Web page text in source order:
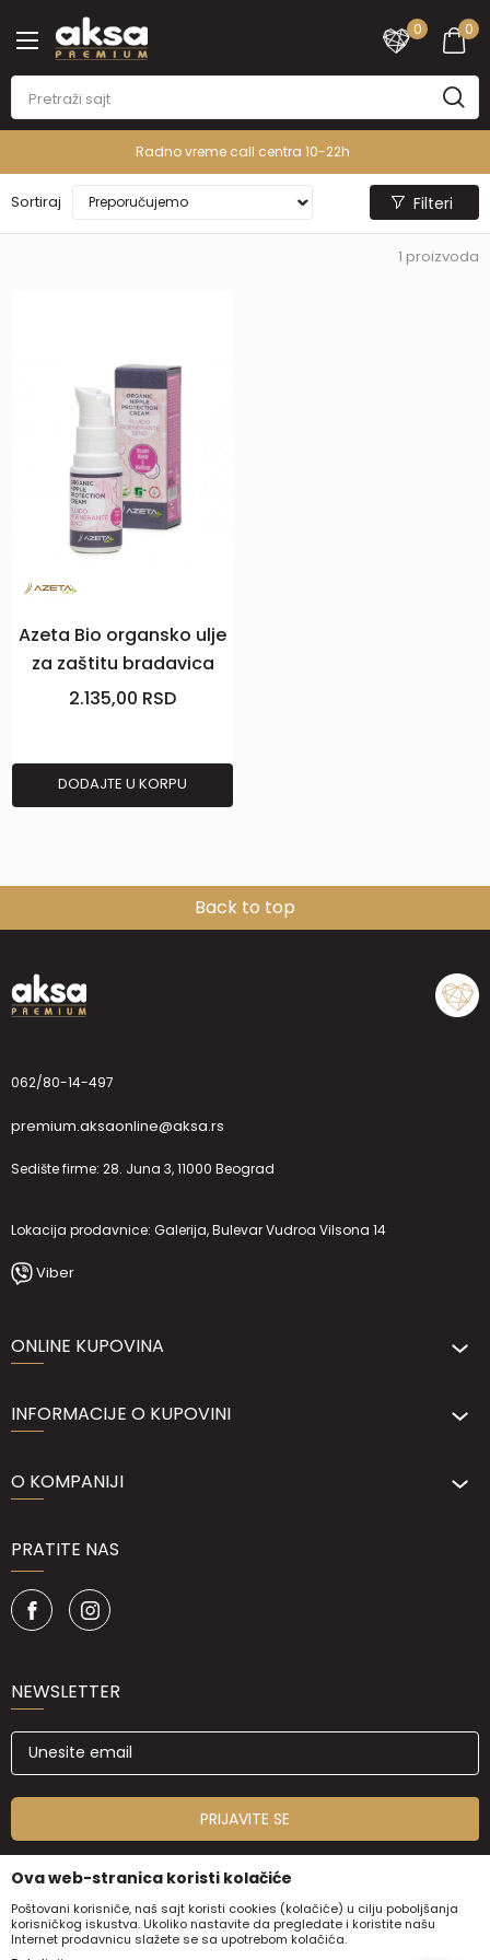
0
0
Radno vreme call centra 10-22h
Sortiraj Filteri
1 proizvoda
Azeta Bio organsko ulje
za zaštitu bradavica
20ml
2.135,00 RSD
DODAJTE U KORPU
Back to top
062/80-14-497
premium.aksaonline@aksa.rs
Sedište firme: 28. Juna 3, 11000 Beograd
Lokacija prodavnice: Galerija, Bulevar Vudroa Vilsona 14
Viber
ONLINE KUPOVINA
INFORMACIJE O KUPOVINI
O KOMPANIJI
PRATITE NAS
NEWSLETTER
PRIJAVITE SE
Ova web-stranica koristi kolačiće
Poštovani korisniče, naš sajt koristi cookies (kolačiće) u cilju poboljšanja
korisničkog iskustva. Ukoliko nastavite da pregledate i koristite našu
Internet prodavnicu slažete se sa upotrebom kolačića.